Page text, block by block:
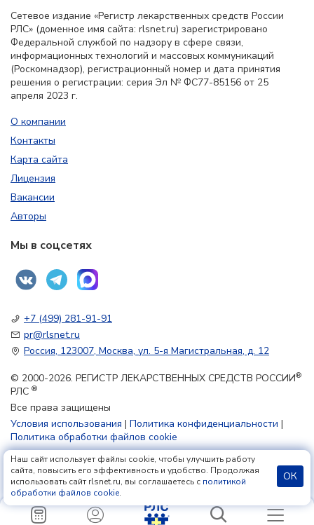
Сетевое издание «Регистр лекарственных средств России
РЛС» (доменное имя сайта: rlsnet.ru) зарегистрировано
Федеральной службой по надзору в сфере связи,
информационных технологий и массовых коммуникаций
(Роскомнадзор), регистрационный номер и дата принятия
решения о регистрации: серия Эл № ФС77-85156 от 25
апреля 2023 г.
О компании
Контакты
Карта сайта
Лицензия
Вакансии
Авторы
Мы в соцсетях
+7 (499) 281-91-91
pr@rlsnet.ru
Россия, 123007, Москва, ул. 5-я Магистральная, д. 12
© 2000-2026. РЕГИСТР ЛЕКАРСТВЕННЫХ СРЕДСТВ РОССИИ®
РЛС ®
Все права защищены
Условия использования | Политика конфиденциальности |
Политика обработки файлов cookie
18+
Наш сайт использует файлы cookie, чтобы улучшить работу
сайта, повысить его эффективность и удобство. Продолжая
использовать сайт rlsnet.ru, вы соглашаетесь с политикой
обработки файлов cookie.
ОК